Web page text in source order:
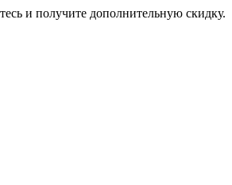
и получите дополнительную скидку.